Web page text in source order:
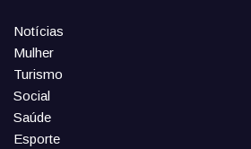
Notícias
Mulher
Turismo
Social
Saúde
Esporte